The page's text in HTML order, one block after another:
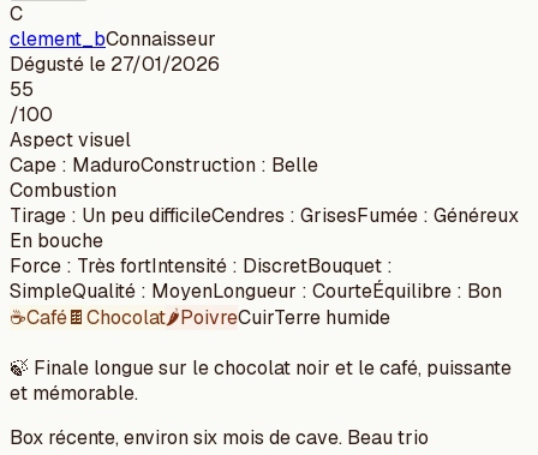
C
clement_bConnaisseur
Dégusté le 27/01/2026
55
/100
Aspect visuel
Cape : MaduroConstruction : Belle
Combustion
Tirage : Un peu difficileCendres : GrisesFumée : Généreux
En bouche
Force : Très fortIntensité : DiscretBouquet :
SimpleQualité : MoyenLongueur : CourteÉquilibre : Bon
☕Café🍫Chocolat🌶️PoivreCuirTerre humide
🍃 Finale longue sur le chocolat noir et le café, puissante
et mémorable.
Box récente, environ six mois de cave. Beau trio